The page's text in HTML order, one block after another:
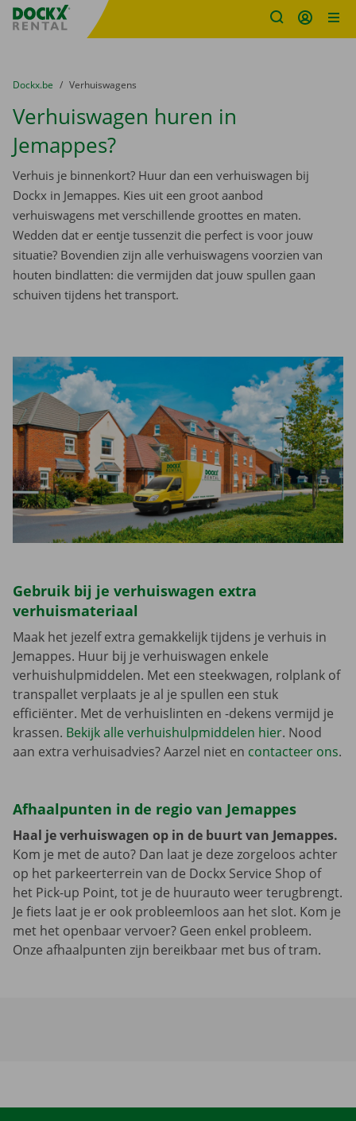
Fratello DEMO
U bevindt zich hier:
van
Dockx.be naar
Verhuiswagens
Verhuiswagen huren in
Jemappes?
Verhuis je binnenkort? Huur dan een verhuiswagen bij
Dockx in Jemappes. Kies uit een groot aanbod
verhuiswagens met verschillende groottes en maten.
Wedden dat er eentje tussenzit die perfect is voor jouw
situatie? Bovendien zijn alle verhuiswagens voorzien van
houten bindlatten: die vermijden dat jouw spullen gaan
schuiven tijdens het transport.
Gebruik bij je verhuiswagen extra
verhuismateriaal
Maak het jezelf extra gemakkelijk tijdens je verhuis in
Jemappes. Huur bij je verhuiswagen enkele
verhuishulpmiddelen. Met een steekwagen, rolplank of
transpallet verplaats je al je spullen een stuk
efficiënter. Met de verhuislinten en -dekens vermijd je
krassen. Bekijk alle verhuishulpmiddelen hier. Nood
aan extra verhuisadvies? Aarzel niet en contacteer ons.
Afhaalpunten in de regio van Jemappes
Haal je verhuiswagen op in de buurt van Jemappes.
Kom je met de auto? Dan laat je deze zorgeloos achter
op het parkeerterrein van de Dockx Service Shop of
het Pick-up Point, tot je de huurauto weer terugbrengt.
Je fiets laat je er ook probleemloos aan het slot. Kom je
met het openbaar vervoer? Geen enkel probleem.
Onze afhaalpunten zijn bereikbaar met bus of tram.